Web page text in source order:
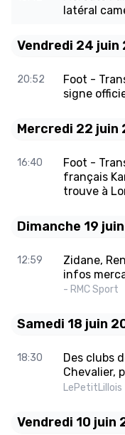
latéral
Vendredi 24 juin
20:52
Foot -
signe
Mercredi 22 juin
16:40
Foot -
français
trouve à
Dimanche 19
12:59
Zidane,
infos
- RMC Sport
Samedi 18 juin
18:30
Des clubs
Chevalier,
LePetitLillois
Vendredi 10 juin